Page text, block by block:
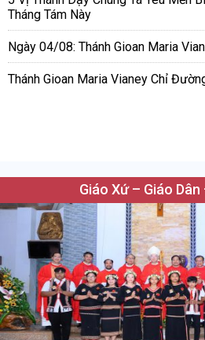
Tháng Tám Này
Ngày 04/08: Thánh Gioan Maria
Thánh Gioan Maria Vianey Chỉ
Giáo Xứ – Giáo